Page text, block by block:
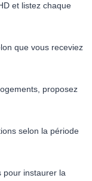
et listez chaque
que vous receviez
proposez
selon la période
pour instaurer la